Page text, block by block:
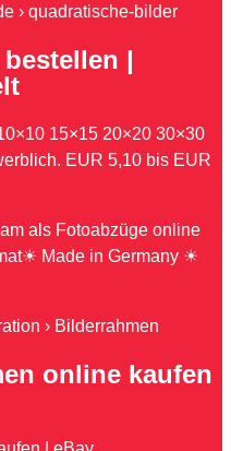
› quadratische-bilder
|
15×15 20×20 30×30
EUR 5,10 bis EUR
als Fotoabzüge online
Made in Germany ☀
› Bilderrahmen
online kaufen